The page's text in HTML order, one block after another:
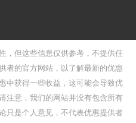
，但这些信息仅供参考，不提供任
者的官方网站，以了解最新的优惠
中获得一些收益，这可能会导致优
注意，我们的网站并没有包含所有
只是个人意见，不代表优惠提供者